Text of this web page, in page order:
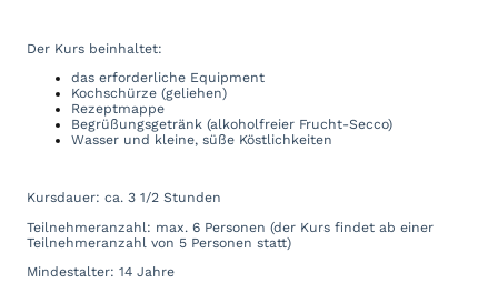
Der Kurs beinhaltet:
das erforderliche Equipment
Kochschürze (geliehen)
Rezeptmappe
Begrüßungsgetränk (alkoholfreier Frucht-Secco)
Wasser und kleine, süße Köstlichkeiten
Kursdauer: ca. 3 1/2 Stunden
Teilnehmeranzahl: max. 6 Personen (der Kurs findet ab einer
Teilnehmeranzahl von 5 Personen statt)
Mindestalter: 14 Jahre